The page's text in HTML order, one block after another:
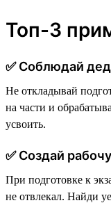
Топ-3
✅ Cоблюдай
Не откладывай
на части и
усвоить.
✅ Создай
При подготовке к
не отвлекал. Найди